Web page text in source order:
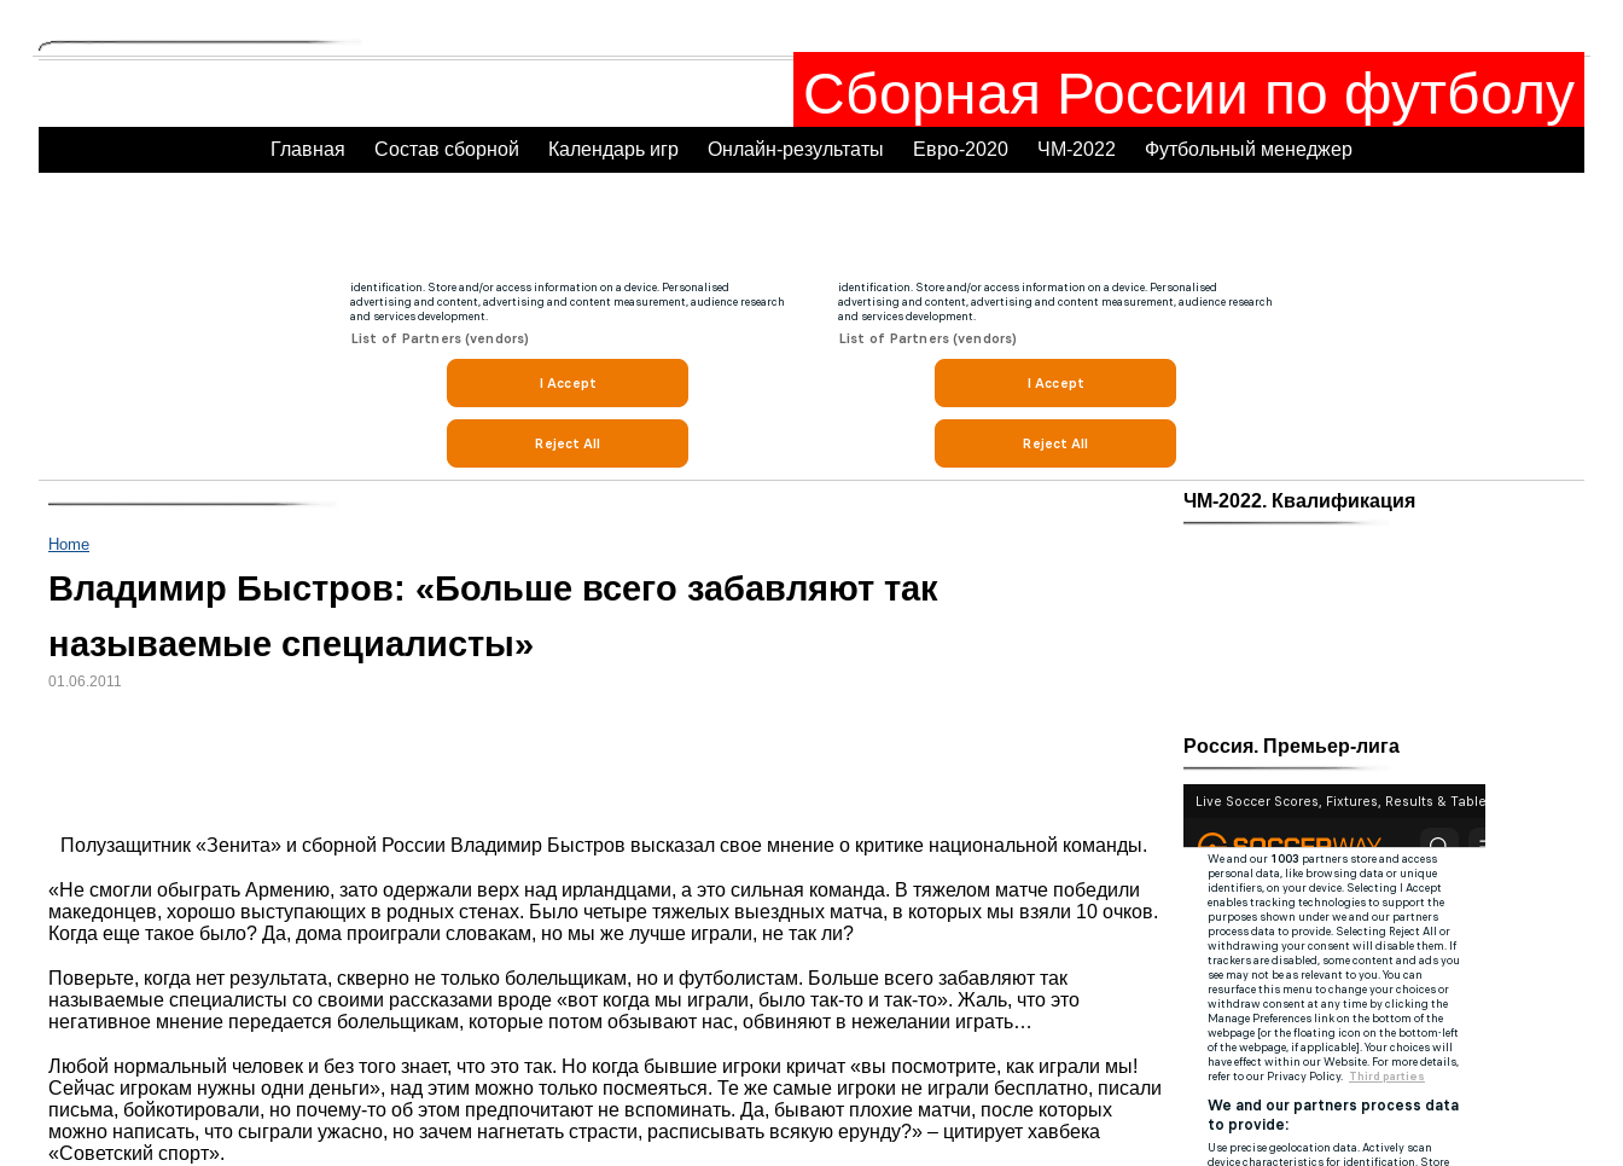
Сборная России по футболу
Главная Состав сборной Календарь игр Онлайн-результаты Евро-2020 ЧМ-2022 Футбольный менеджер
Home
Владимир Быстров: «Больше всего забавляют так
называемые специалисты»
01.06.2011
Полузащитник «Зенита» и сборной России Владимир Быстров высказал свое мнение о критике национальной команды.
«Не смогли обыграть Армению, зато одержали верх над ирландцами, а это сильная команда. В тяжелом матче победили
македонцев, хорошо выступающих в родных стенах. Было четыре тяжелых выездных матча, в которых мы взяли 10 очков.
Когда еще такое было? Да, дома проиграли словакам, но мы же лучше играли, не так ли?
Поверьте, когда нет результата, скверно не только болельщикам, но и футболистам. Больше всего забавляют так
называемые специалисты со своими рассказами вроде «вот когда мы играли, было так-то и так-то». Жаль, что это
негативное мнение передается болельщикам, которые потом обзывают нас, обвиняют в нежелании играть…
Любой нормальный человек и без того знает, что это так. Но когда бывшие игроки кричат «вы посмотрите, как играли мы!
Сейчас игрокам нужны одни деньги», над этим можно только посмеяться. Те же самые игроки не играли бесплатно, писали
письма, бойкотировали, но почему-то об этом предпочитают не вспоминать. Да, бывают плохие матчи, после которых
можно написать, что сыграли ужасно, но зачем нагнетать страсти, расписывать всякую ерунду?» – цитирует хавбека
«Советский спорт».
ЧМ-2022. Квалификация
Россия. Премьер-лига